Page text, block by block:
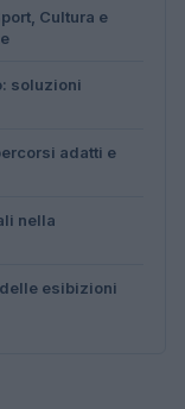
Cultura e
soluzioni
adatti e
nella
esibizioni